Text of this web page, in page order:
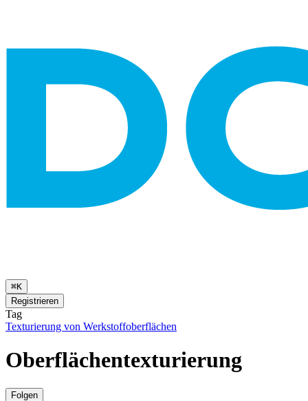
⌘K
Registrieren
Tag
Texturierung von Werkstoffoberflächen
Oberflächentexturierung
Folgen